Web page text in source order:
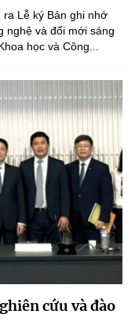
ra Lễ ký Bản ghi nhớ
nghệ và đổi mới sáng
học và Công...
cứu và đào